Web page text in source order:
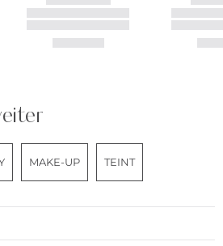
MAKE-UP TEINT